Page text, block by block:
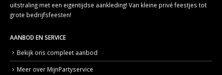
uitstraling met een eigentijdse aankleding! Van kleine privé feestjes tot
grote bedrijfsfeesten!
AANBOD EN SERVICE
Bekijk ons compleet aanbod
Meer over MijnPartyservice